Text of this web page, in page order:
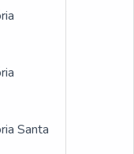
Santa